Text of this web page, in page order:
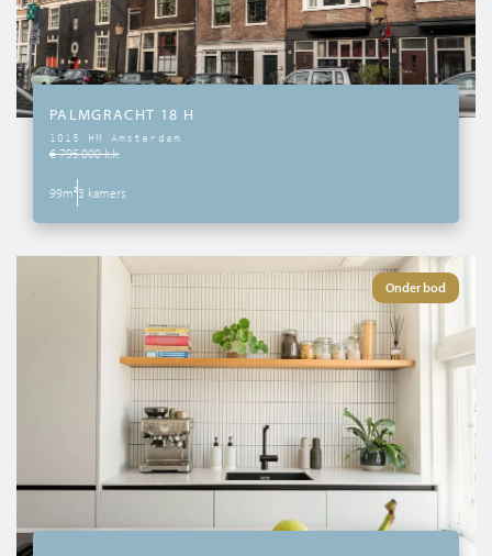
PALMGRACHT 18 H
1015 HM Amsterdam
€ 795.000 k.k.
99m²3 kamers
Onder bod